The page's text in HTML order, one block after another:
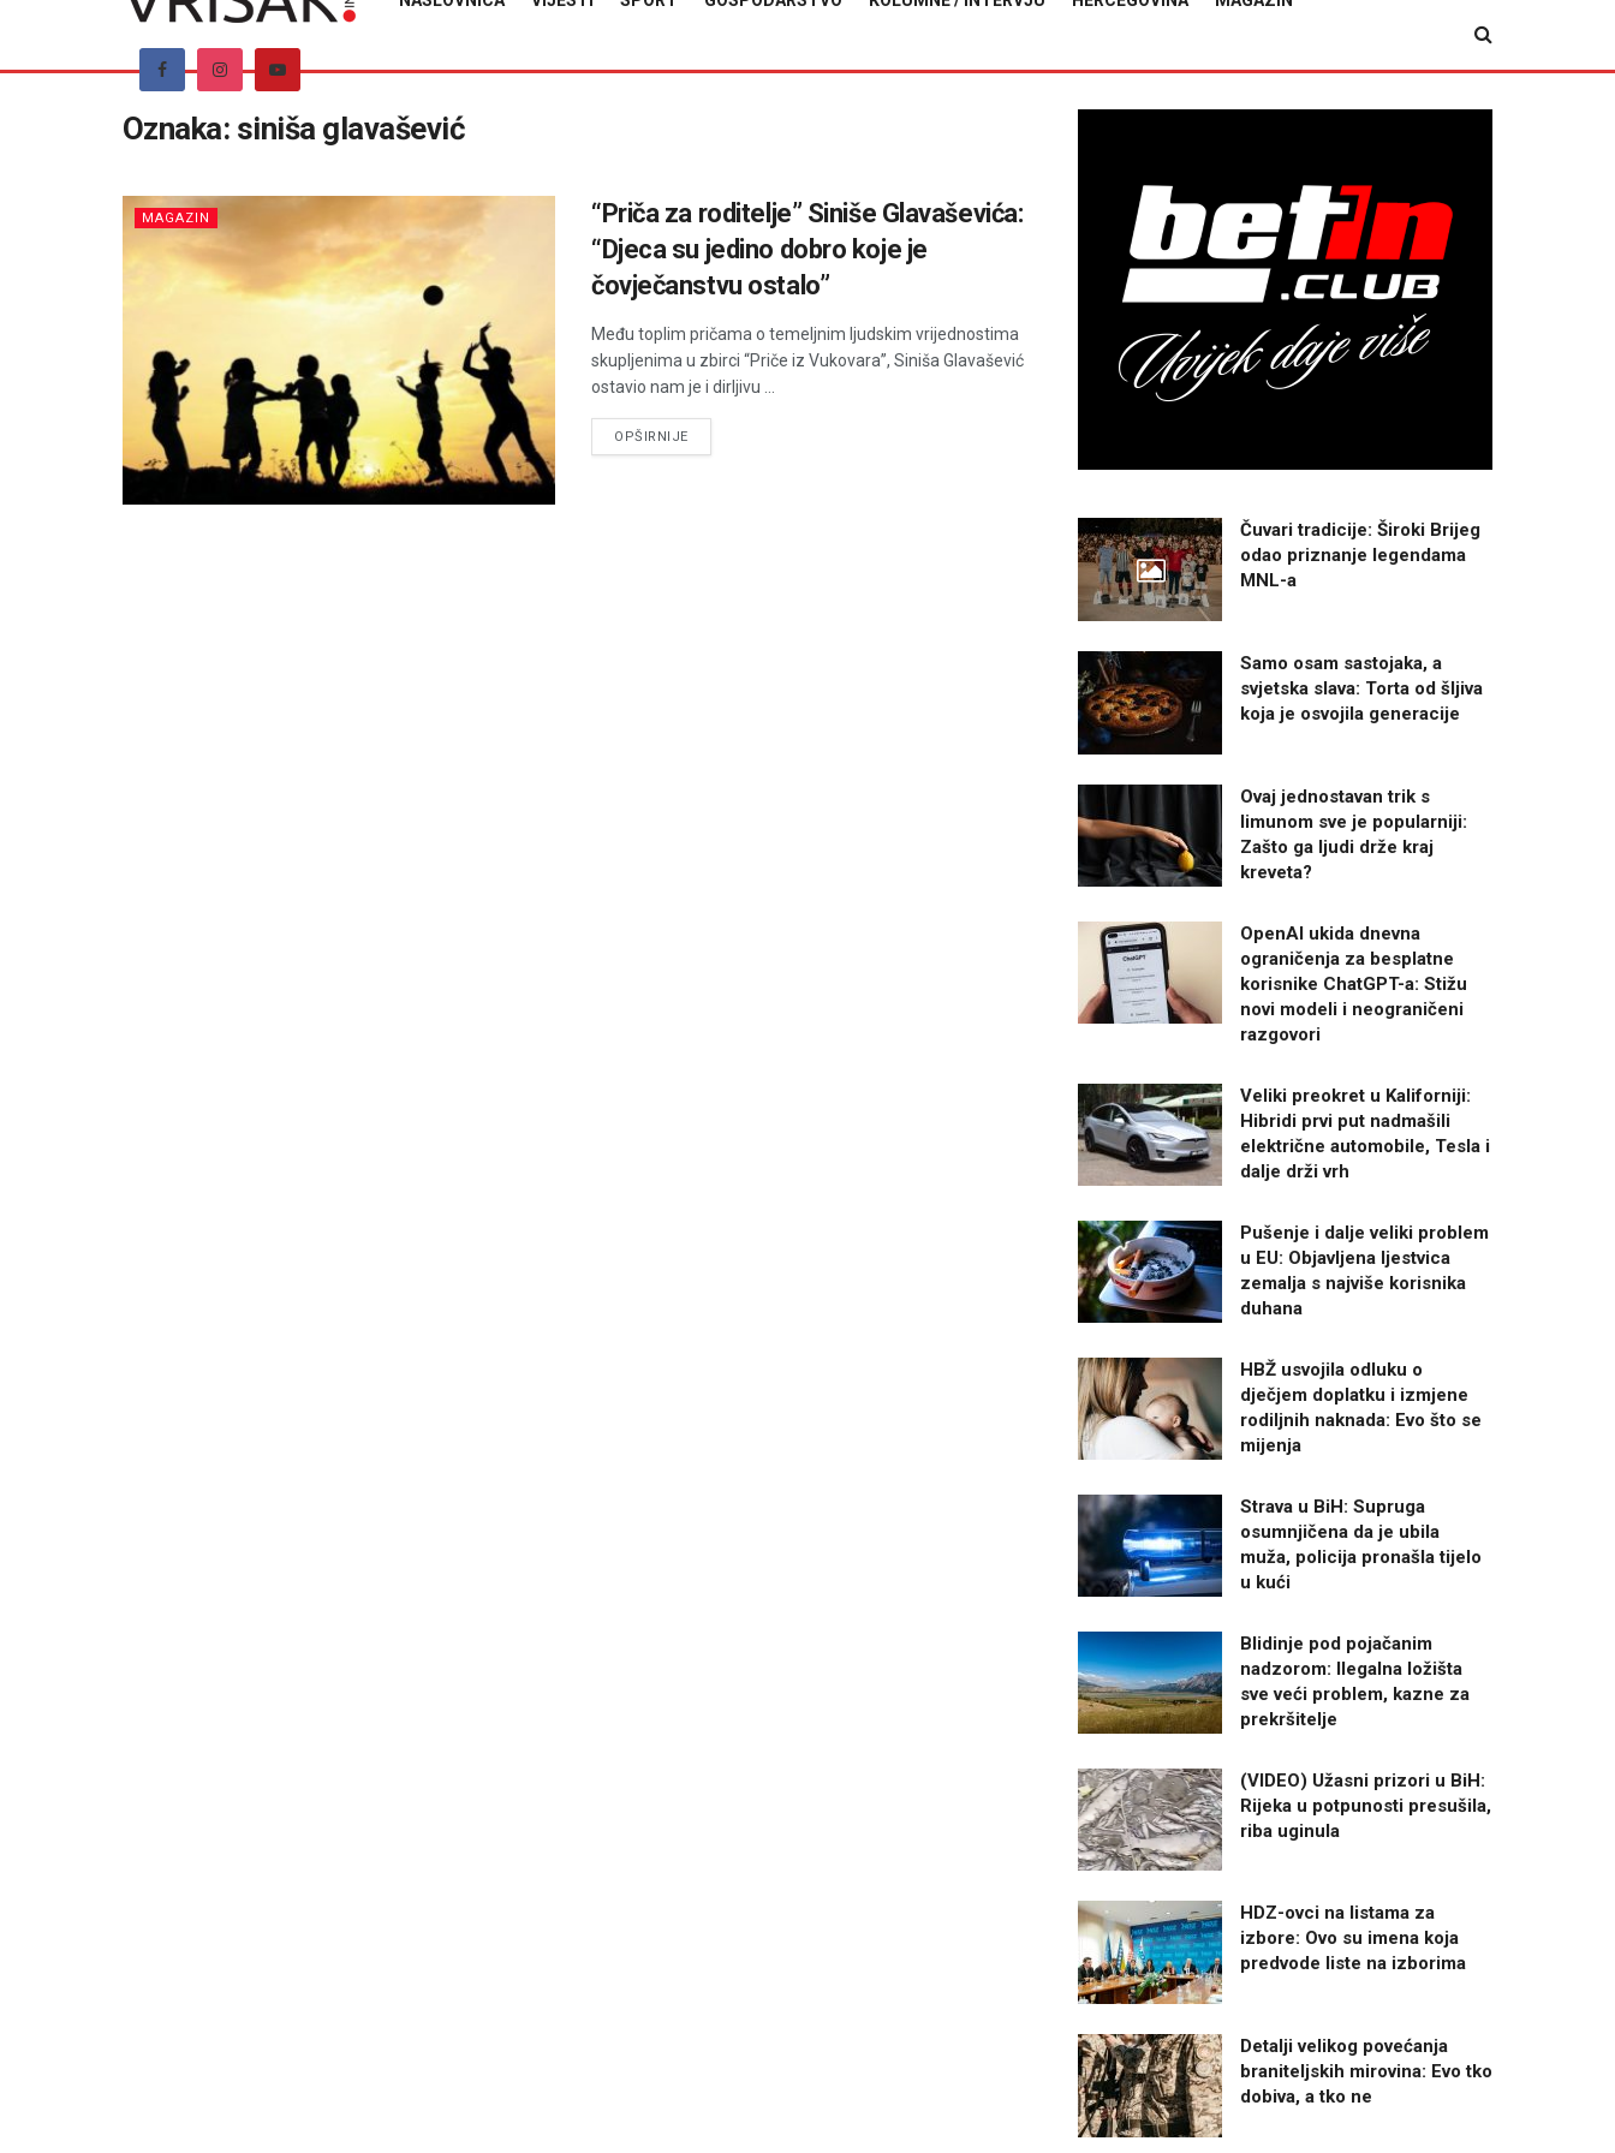
Oznaka: siniša glavašević
MAGAZIN
“Priča za roditelje” Siniše Glavaševića:
“Djeca su jedino dobro koje je
čovječanstvu ostalo”
Među toplim pričama o temeljnim ljudskim vrijednostima
skupljenima u zbirci “Priče iz Vukovara”, Siniša Glavašević
ostavio nam je i dirljivu ...
OPŠIRNIJEDETAILS
Čuvari tradicije: Široki Brijeg
odao priznanje legendama
MNL-a
Samo osam sastojaka, a
svjetska slava: Torta od šljiva
koja je osvojila generacije
Ovaj jednostavan trik s
limunom sve je popularniji:
Zašto ga ljudi drže kraj
kreveta?
OpenAI ukida dnevna
ograničenja za besplatne
korisnike ChatGPT-a: Stižu
novi modeli i neograničeni
razgovori
Veliki preokret u Kaliforniji:
Hibridi prvi put nadmašili
električne automobile, Tesla i
dalje drži vrh
Pušenje i dalje veliki problem
u EU: Objavljena ljestvica
zemalja s najviše korisnika
duhana
HBŽ usvojila odluku o
dječjem doplatku i izmjene
rodiljnih naknada: Evo što se
mijenja
Strava u BiH: Supruga
osumnjičena da je ubila
muža, policija pronašla tijelo
u kući
Blidinje pod pojačanim
nadzorom: Ilegalna ložišta
sve veći problem, kazne za
prekršitelje
(VIDEO) Užasni prizori u BiH:
Rijeka u potpunosti presušila,
riba uginula
HDZ-ovci na listama za
izbore: Ovo su imena koja
predvode liste na izborima
Detalji velikog povećanja
braniteljskih mirovina: Evo tko
dobiva, a tko ne